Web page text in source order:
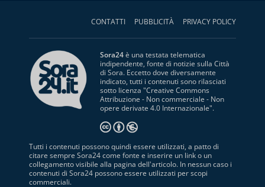
CONTATTI PUBBLICITÀ PRIVACY POLICY
Sora24è una testata telematica
indipendente, fonte di notizie sulla Città
di Sora. Eccetto dove diversamente
indicato, tutti i contenuti sono rilasciati
sotto licenza "Creative Commons
Attribuzione - Non commerciale - Non
opere derivate 4.0 Internazionale".
Tutti i contenuti possono quindi essere utilizzati, a patto di
citare sempre Sora24 come fonte e inserire un link o un
collegamento visibile alla pagina dell'articolo. In nessun caso i
contenuti di Sora24 possono essere utilizzati per scopi
commerciali.